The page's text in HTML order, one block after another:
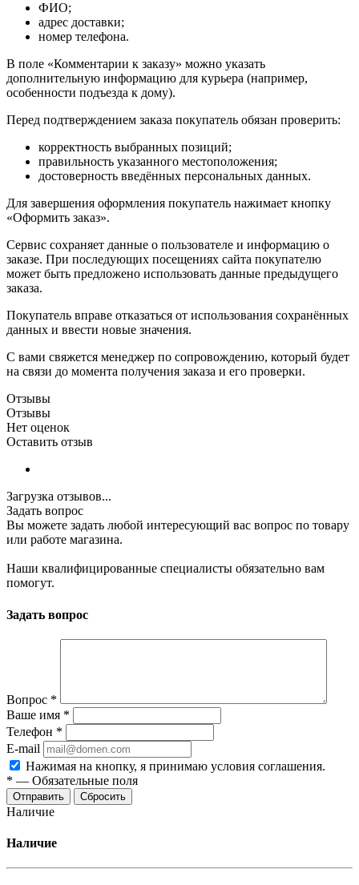
ФИО;
адрес доставки;
номер телефона.
В поле «Комментарии к заказу» можно указать
дополнительную информацию для курьера (например,
особенности подъезда к дому).
Перед подтверждением заказа покупатель обязан проверить:
корректность выбранных позиций;
правильность указанного местоположения;
достоверность введённых персональных данных.
Для завершения оформления покупатель нажимает кнопку
«Оформить заказ».
Сервис сохраняет данные о пользователе и информацию о
заказе. При последующих посещениях сайта покупателю
может быть предложено использовать данные предыдущего
заказа.
Покупатель вправе отказаться от использования сохранённых
данных и ввести новые значения.
С вами свяжется менеджер по сопровождению, который будет
на связи до момента получения заказа и его проверки.
Отзывы
Отзывы
Нет оценок
Оставить отзыв
Загрузка отзывов...
Задать вопрос
Вы можете задать любой интересующий вас вопрос по товару
или работе магазина.
Наши квалифицированные специалисты обязательно вам
помогут.
Задать вопрос
Вопрос *
Ваше имя *
Телефон *
E-mail
Нажимая на кнопку, я принимаю условия соглашения.
* — Обязательные поля
Отправить Сбросить
Наличие
Наличие